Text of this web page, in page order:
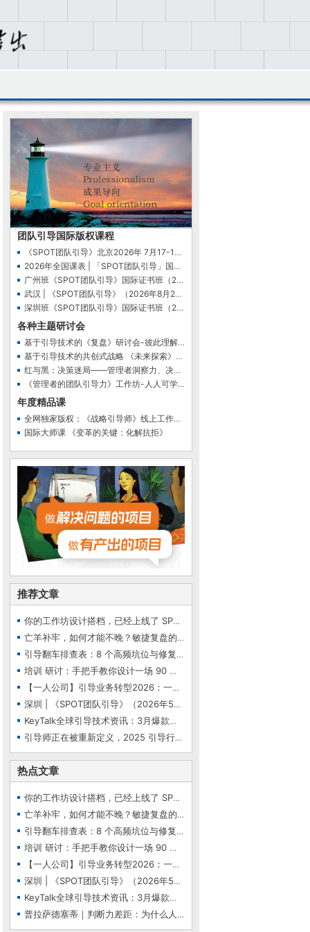
团队引导国际版权课程
《SPOT团队引导》北京2026年 7月17-19日（周五-日…
2026年全国课表 | 「SPOT团队引导」国际证书班（…
广州班《SPOT团队引导》国际证书班（2026年4月24…
武汉 | 《SPOT团队引导》（2026年8月21-22日）
深圳班《SPOT团队引导》国际证书班（2026年5月29…
各种主题研讨会
基于引导技术的《复盘》研讨会-彼此理解 共同看见…
基于引导技术的共创式战略 《未来探索》研讨会
红与黑：决策迷局——管理者洞察力、决策力和影响…
《管理者的团队引导力》工作坊-人人可学的团队共…
年度精品课
全网独家版权：《战略引导师》线上工作坊（第二期…
国际大师课 《变革的关键：化解抗拒》
推荐文章
你的工作坊设计搭档，已经上线了 SPOT 会议提效智…
亡羊补牢，如何才能不晚？敏捷复盘的5大核心问题…
引导翻车排查表：8 个高频坑位与修复指南
培训 研讨：手把手教你设计一场 90 分钟「微引导…
【一人公司】引导业务转型2026：一位身在欧洲的资…
深圳 | 《SPOT团队引导》（2026年5月29-31日）
KeyTalk全球引导技术资讯：3月爆款精选（Top6）—…
引导师正在被重新定义，2025 引导行业七大趋势：…
热点文章
你的工作坊设计搭档，已经上线了 SPOT 会议提效智…
亡羊补牢，如何才能不晚？敏捷复盘的5大核心问题…
引导翻车排查表：8 个高频坑位与修复指南
培训 研讨：手把手教你设计一场 90 分钟「微引导…
【一人公司】引导业务转型2026：一位身在欧洲的资…
深圳 | 《SPOT团队引导》（2026年5月29-31日）
KeyTalk全球引导技术资讯：3月爆款精选（Top6）—…
普拉萨德塞蒂｜判断力差距：为什么人类判断力是人…